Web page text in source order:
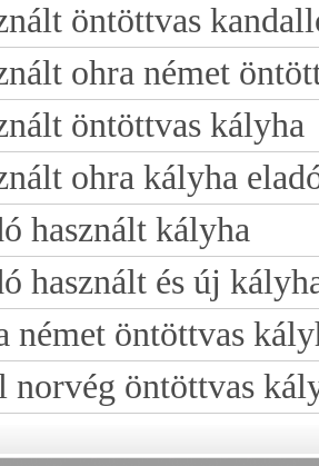
öntöttvas
ohra német
öntöttvas kályha
ohra kályha
használt kályha
használt és új
német öntöttvas
norvég öntöttvas